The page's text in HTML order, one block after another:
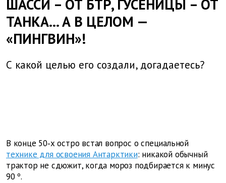
ШАССИ – ОТ БТР, ГУСЕНИЦЫ – ОТ
ТАНКА... А В ЦЕЛОМ —
«ПИНГВИН»!
С какой целью его создали, догадаетесь?
В конце 50‑х остро встал вопрос о специальной
технике для освоения Антарктики: никакой обычный
трактор не сдюжит, когда мороз подбирается к минус
90 º.